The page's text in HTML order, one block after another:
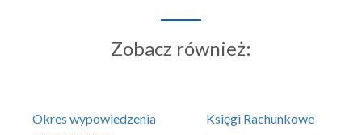
Zobacz również:
Okres wypowiedzenia
Księgi Rachunkowe